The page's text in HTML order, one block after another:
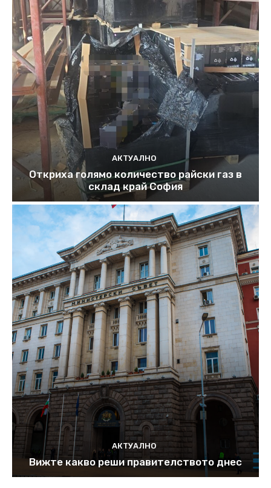
АКТУАЛНО
Откриха голямо количество райски газ в
склад край София
АКТУАЛНО
Вижте какво реши правителството днес